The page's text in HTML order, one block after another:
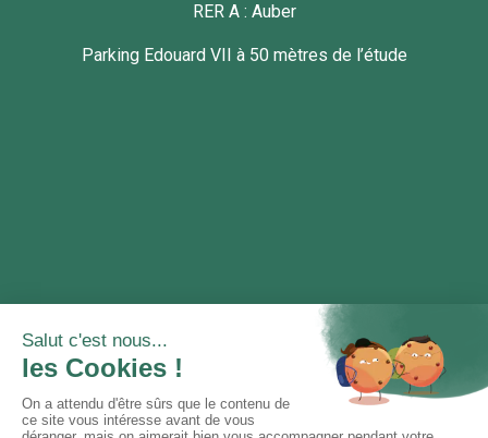
RER A : Auber
Parking Edouard VII à 50 mètres de l’étude